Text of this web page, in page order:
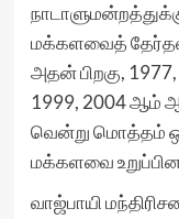
மக்களவைத்
அதன் பிறகு,
1999, 2004 ஆம்
வென்று மொத்தம்
மக்களவை
வாஜ்பாயி